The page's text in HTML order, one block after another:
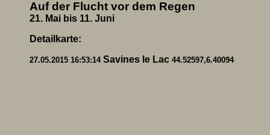
Auf der Flucht vor dem Regen
21. Mai bis 11. Juni
Detailkarte:
27.05.2015 16:53:14 Savines le Lac 44.52597,6.40094